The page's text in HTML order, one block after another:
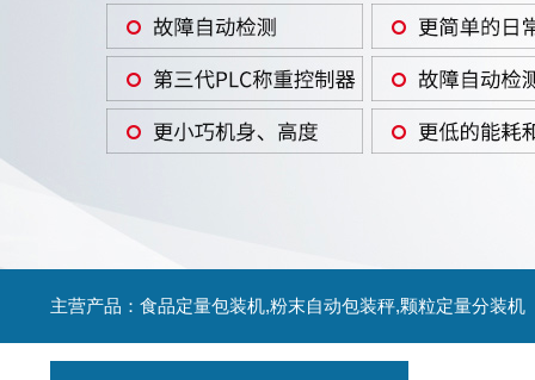
主营产品：食品定量包装机,粉末自动包装秤,颗粒定量分装机